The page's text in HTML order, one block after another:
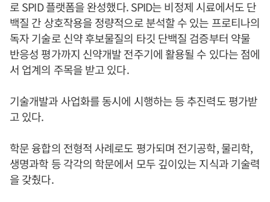
로 SPID 플랫폼을 완성했다. SPID는 비정제 시료에서도 단
백질 간 상호작용을 정량적으로 분석할 수 있는 프로티나의
독자 기술로 신약 후보물질의 타깃 단백질 검증부터 약물
반응성 평가까지 신약개발 전주기에 활용될 수 있다는 점에
서 업계의 주목을 받고 있다.
기술개발과 사업화를 동시에 시행하는 등 추진력도 평가받
고 있다.
학문 융합의 전형적 사례로도 평가되며 전기공학, 물리학,
생명과학 등 각각의 학문에서 모두 깊이있는 지식과 기술력
을 갖췄다.